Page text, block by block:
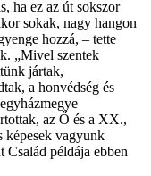
ha ez az út sokszor
sokak, nagy hangon
hozzá, – tette
„Mivel szentek
jártak,
a honvédség és
az Ő és a XX.,
képesek vagyunk
Család példája ebben